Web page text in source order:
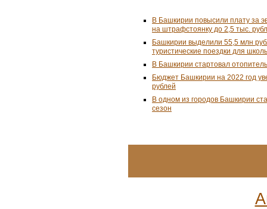
В Башкирии повысили плату за
на штрафстоянку до 2,5 тыс.
Башкирии выделили 55,5 млн
туристические поездки для
В Башкирии стартовал
Бюджет Башкирии на 2022 год
рублей
В одном из городов Башкирии
сезон